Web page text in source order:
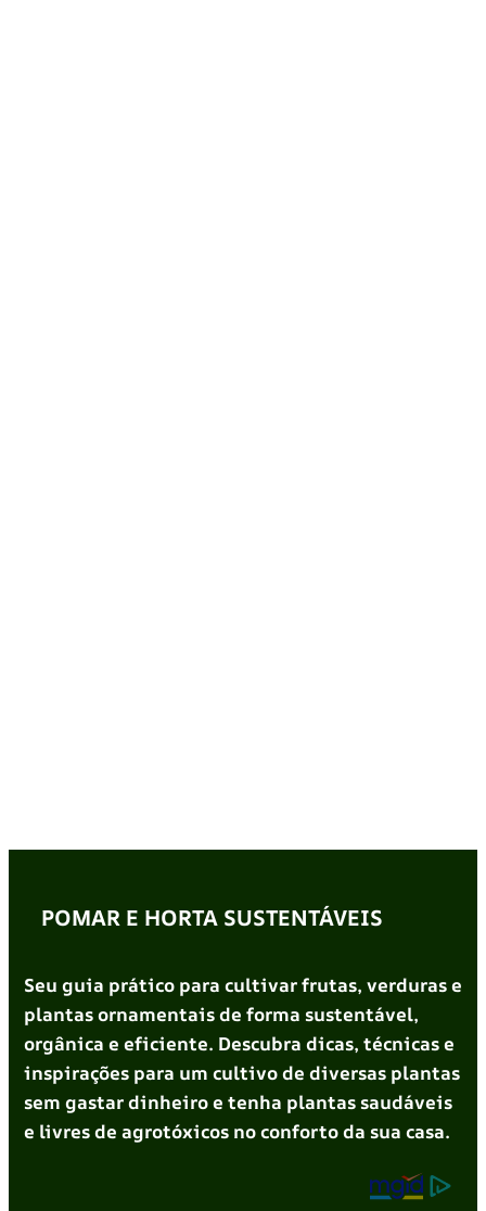
POMAR E HORTA SUSTENTÁVEIS
Seu guia prático para cultivar frutas, verduras e
plantas ornamentais de forma sustentável,
orgânica e eficiente. Descubra dicas, técnicas e
inspirações para um cultivo de diversas plantas
sem gastar dinheiro e tenha plantas saudáveis
e livres de agrotóxicos no conforto da sua casa.